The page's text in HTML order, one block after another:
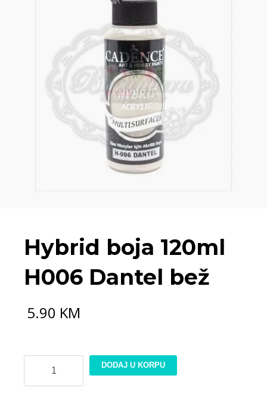
Hybrid boja 120ml
H006 Dantel bež
5.90 KM
120ml
DODAJ U KORPU